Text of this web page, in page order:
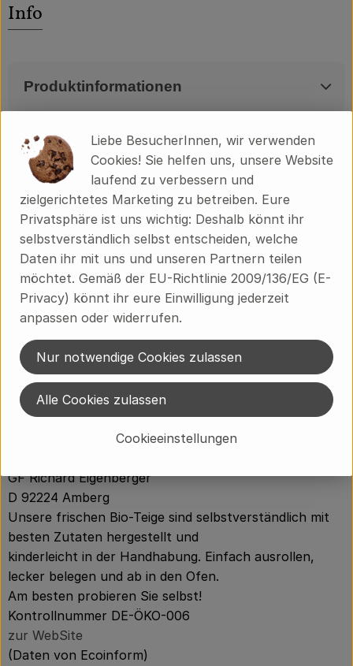
Info
Produktinformationen
Zutaten
Produktdatenblatt
Herkunft
Hersteller: Donaustrudel
Österreich
GF Richard Eigenberger
D 92224 Amberg
Unsere frischen Bio-Teige sind selbstverständlich mit
besten Zutaten hergestellt und
kinderleicht in der Handhabung. Einfach ausrollen,
lecker belegen und ab in den Ofen.
Am besten probieren Sie selbst!
Kontrollnummer DE-ÖKO-006
zur WebSite
(Daten von Ecoinform)
Liebe BesucherInnen, wir verwenden
Cookies! Sie helfen uns, unsere Website
laufend zu verbessern und
zielgerichtetes Marketing zu betreiben. Eure
Privatsphäre ist uns wichtig: Deshalb könnt ihr
selbstverständlich selbst entscheiden, welche
Daten ihr mit uns und unseren Partnern teilen
möchtet. Gemäß der EU-Richtlinie 2009/136/EG (E-
Privacy) könnt ihr eure Einwilligung jederzeit
anpassen oder widerrufen.
Cookieeinstellungen
Nur notwendige Cookies zulassen
Alle Cookies zulassen